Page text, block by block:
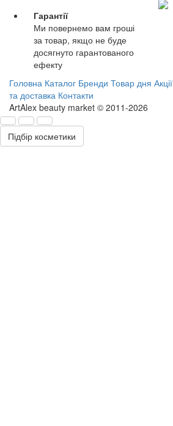
Гарантії
Ми повернемо вам гроші
за товар, якщо не буде
досягнуто гарантованого
ефекту
Головна Каталог Бренди Товар дня Акції
та доставка Контакти
ArtAlex beauty market © 2011-2026
Підбір косметики